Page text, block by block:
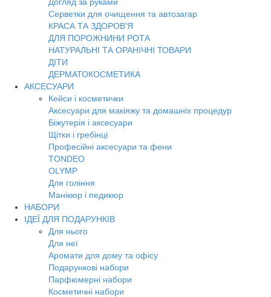
Серветки для очищення та автозагар
КРАСА ТА ЗДОРОВ'Я
ДЛЯ ПОРОЖНИНИ РОТА
НАТУРАЛЬНІ ТА ОРАНІЧНІ ТОВАРИ
ДІТИ
ДЕРМАТОКОСМЕТИКА
АКСЕСУАРИ
Кейси і косметички
Аксесуари для макіяжу та домашніх процедур
Біжутерія і аксесуари
Щітки і гребінці
Професійні аксесуари та фени
TONDEO
OLYMP
Для гоління
Манікюр і педикюр
НАБОРИ
ІДЕЇ ДЛЯ ПОДАРУНКІВ
Для нього
Для неї
Аромати для дому та офісу
Подарункові набори
Парфюмерні набори
Косметичні набори